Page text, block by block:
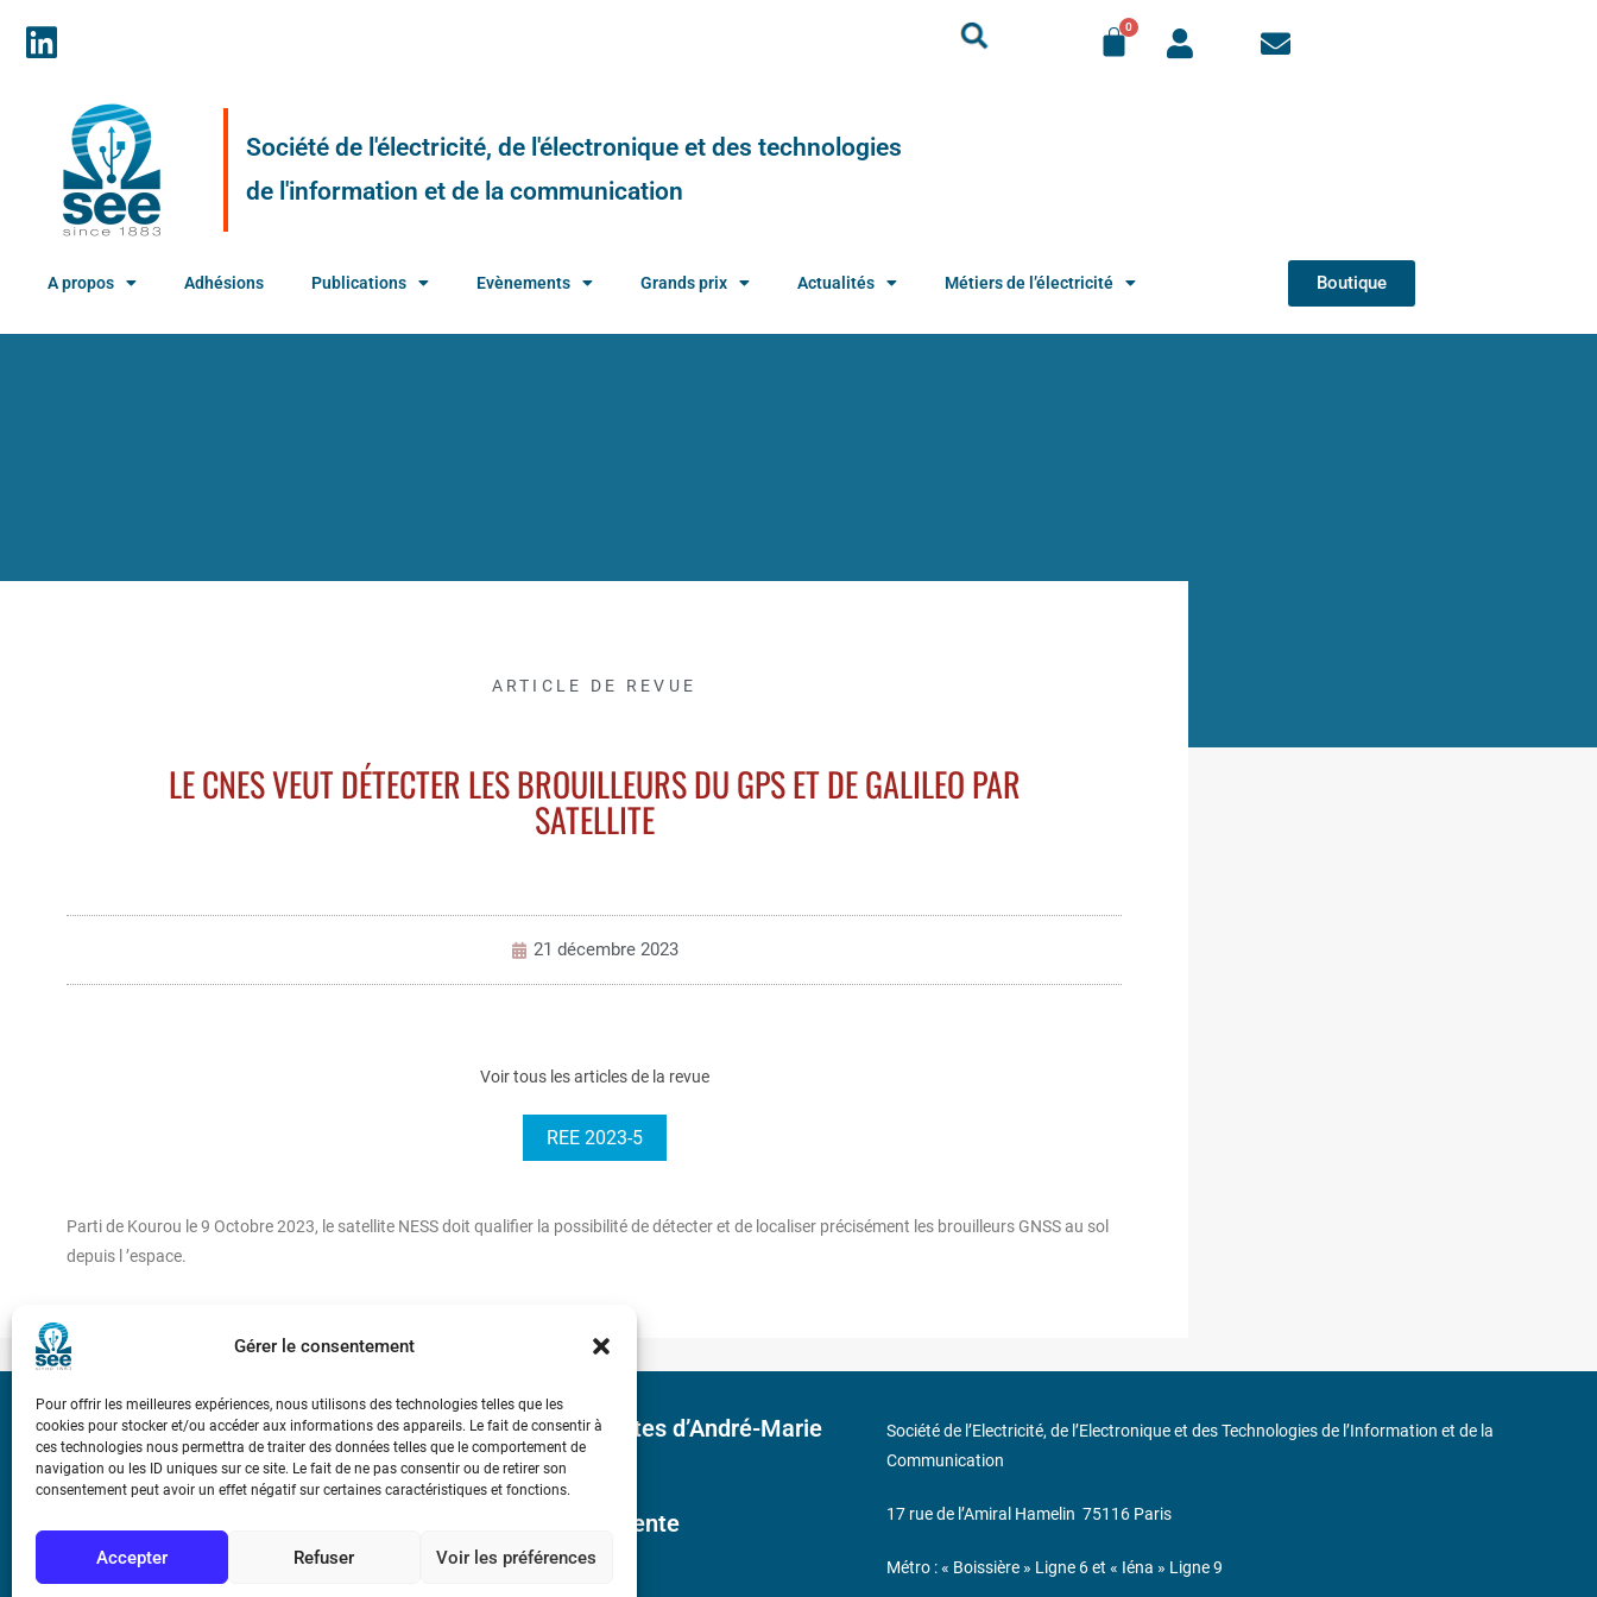
Gérer le consentement
Pour offrir les meilleures expériences, nous utilisons des technologies telles que les
cookies pour stocker et/ou accéder aux informations des appareils. Le fait de consentir à
ces technologies nous permettra de traiter des données telles que le comportement de
navigation ou les ID uniques sur ce site. Le fait de ne pas consentir ou de retirer son
consentement peut avoir un effet négatif sur certaines caractéristiques et fonctions.
Accepter Refuser Voir les préférences
Société de l'électricité, de l'électronique et des technologies
de l'information et de la communication
A propos Adhésions Publications Evènements Grands prix Actualités Métiers de l’électricité Boutique
ARTICLE DE REVUE
LE CNES VEUT DÉTECTER LES BROUILLEURS DU GPS ET DE GALILEO PAR
SATELLITE
21 décembre 2023
Voir tous les articles de la revue
REE 2023-5
Parti de Kourou le 9 Octobre 2023, le satellite NESS doit qualifier la possibilité de détecter et de localiser précisément les brouilleurs GNSS au sol
depuis l ’espace.
Bicentenaire des découvertes d’André-Marie
Ampère
Conditions Générales de Vente
Société de l’Electricité, de l’Electronique et des Technologies de l’Information et de la
Communication
17 rue de l’Amiral Hamelin 75116 Paris
Métro : « Boissière » Ligne 6 et « Iéna » Ligne 9